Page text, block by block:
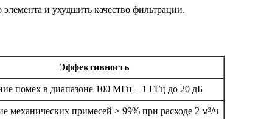
и ухудшить качество фильтрации.
Эффективность
помех в диапазоне 100 МГц – 1 ГГц до 20 дБ
механических примесей > 99% при расходе 2 м³/ч